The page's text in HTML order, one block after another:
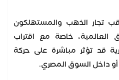
تجار الذهب والمستهلكون
العالمية، خاصة مع اقتراب
قد تؤثر مباشرة على حركة
أو داخل السوق المصري.